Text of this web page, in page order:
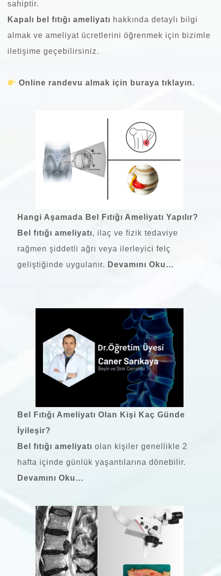
sahiptir.
Kapalı bel fıtığı ameliyatı hakkında detaylı bilgi
almak ve ameliyat ücretlerini öğrenmek için bizimle
iletişime geçebilirsiniz.
Online randevu almak için buraya tıklayın.
Hangi Aşamada Bel Fıtığı Ameliyatı Yapılır?
Bel fıtığı ameliyatı, ilaç ve fizik tedaviye
rağmen şiddetli ağrı veya ilerleyici felç
geliştiğinde uygulanır. Devamını Oku…
Bel Fıtığı Ameliyatı Olan Kişi Kaç Günde
İyileşir?
Bel fıtığı ameliyatı olan kişiler genellikle 2
hafta içinde günlük yaşantılarına dönebilir.
Devamını Oku…